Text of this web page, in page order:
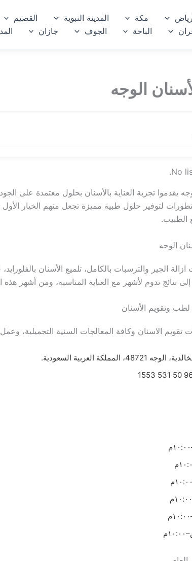
مكة المدينة النبوية القصيم
الباحة الجوف جازان
الوجه
No
يقدموا تجربة العناية بالأسنان بحلول معتمدة على
لتوفير حلول طبية مميزة تجعل منهم الخيار
الطبيب.
الوجه
الجير والترسبات بالكامل، تلميع الأسنان
نتائج تدوم لأشهر مع العناية المناسبة، ومن أشهر هذه
وتقويم الأسنان
الاسنان وكافة المعالجات السنية التجميلية، وعمل
المملكة العربية السعودية.